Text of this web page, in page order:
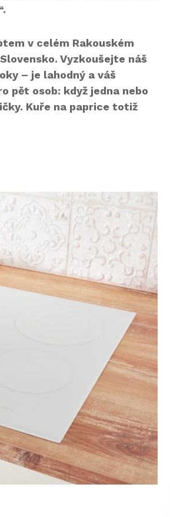
v celém Rakouském
Vyzkoušejte náš
– je lahodný a váš
pět osob: když jedna nebo
Kuře na paprice totiž